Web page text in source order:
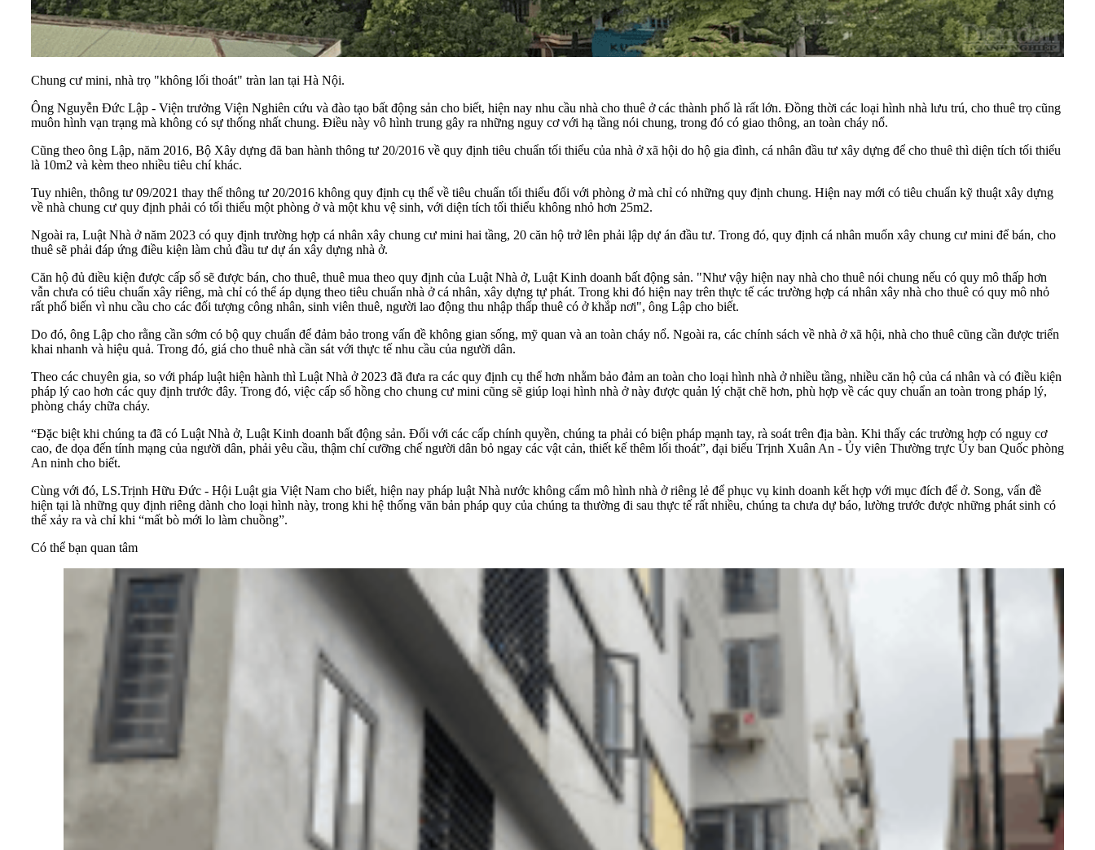
Chung cư mini, nhà trọ "không lối thoát" tràn lan tại Hà Nội.
Ông Nguyễn Đức Lập - Viện trưởng Viện Nghiên cứu và đào tạo bất động sản cho biết, hiện nay nhu cầu nhà cho thuê ở các thành phố là rất lớn. Đồng thời các loại hình nhà lưu trú, cho thuê trọ cũng
muôn hình vạn trạng mà không có sự thống nhất chung. Điều này vô hình trung gây ra những nguy cơ với hạ tầng nói chung, trong đó có giao thông, an toàn cháy nổ.
Cũng theo ông Lập, năm 2016, Bộ Xây dựng đã ban hành thông tư 20/2016 về quy định tiêu chuẩn tối thiểu của nhà ở xã hội do hộ gia đình, cá nhân đầu tư xây dựng để cho thuê thì diện tích tối thiểu
là 10m2 và kèm theo nhiều tiêu chí khác.
Tuy nhiên, thông tư 09/2021 thay thế thông tư 20/2016 không quy định cụ thể về tiêu chuẩn tối thiểu đối với phòng ở mà chỉ có những quy định chung. Hiện nay mới có tiêu chuẩn kỹ thuật xây dựng
về nhà chung cư quy định phải có tối thiểu một phòng ở và một khu vệ sinh, với diện tích tối thiểu không nhỏ hơn 25m2.
Ngoài ra, Luật Nhà ở năm 2023 có quy định trường hợp cá nhân xây chung cư mini hai tầng, 20 căn hộ trở lên phải lập dự án đầu tư. Trong đó, quy định cá nhân muốn xây chung cư mini để bán, cho
thuê sẽ phải đáp ứng điều kiện làm chủ đầu tư dự án xây dựng nhà ở.
Căn hộ đủ điều kiện được cấp sổ sẽ được bán, cho thuê, thuê mua theo quy định của Luật Nhà ở, Luật Kinh doanh bất động sản. "Như vậy hiện nay nhà cho thuê nói chung nếu có quy mô thấp hơn
vẫn chưa có tiêu chuẩn xây riêng, mà chỉ có thể áp dụng theo tiêu chuẩn nhà ở cá nhân, xây dựng tự phát. Trong khi đó hiện nay trên thực tế các trường hợp cá nhân xây nhà cho thuê có quy mô nhỏ
rất phổ biến vì nhu cầu cho các đối tượng công nhân, sinh viên thuê, người lao động thu nhập thấp thuê có ở khắp nơi", ông Lập cho biết.
Do đó, ông Lập cho rằng cần sớm có bộ quy chuẩn để đảm bảo trong vấn đề không gian sống, mỹ quan và an toàn cháy nổ. Ngoài ra, các chính sách về nhà ở xã hội, nhà cho thuê cũng cần được triển
khai nhanh và hiệu quả. Trong đó, giá cho thuê nhà cần sát với thực tế nhu cầu của người dân.
Theo các chuyên gia, so với pháp luật hiện hành thì Luật Nhà ở2023 đã đưa ra các quy định cụ thể hơn nhằm bảo đảm an toàn cho loại hình nhà ở nhiều tầng, nhiều căn hộ của cá nhân và có điều kiện
pháp lý cao hơn các quy định trước đây. Trong đó, việc cấp sổ hồng cho chung cư mini cũng sẽ giúp loại hình nhà ở này được quản lý chặt chẽ hơn, phù hợp về các quy chuẩn an toàn trong pháp lý,
phòng cháy chữa cháy.
“Đặc biệt khi chúng ta đã có Luật Nhà ở, Luật Kinh doanh bất động sản. Đối với các cấp chính quyền, chúng ta phải có biện pháp mạnh tay, rà soát trên địa bàn. Khi thấy các trường hợp có nguy cơ
cao, đe dọa đến tính mạng của người dân, phải yêu cầu, thậm chí cưỡng chế người dân bỏ ngay các vật cản, thiết kế thêm lối thoát”, đại biểu Trịnh Xuân An - Ủy viên Thường trực Ủy ban Quốc phòng
An ninh cho biết.
Cùng với đó, LS.Trịnh Hữu Đức - Hội Luật gia Việt Nam cho biết, hiện nay pháp luật Nhà nước không cấm mô hình nhà ở riêng lẻ để phục vụ kinh doanh kết hợp với mục đích để ở. Song, vấn đề
hiện tại là những quy định riêng dành cho loại hình này, trong khi hệ thống văn bản pháp quy của chúng ta thường đi sau thực tế rất nhiều, chúng ta chưa dự báo, lường trước được những phát sinh có
thể xảy ra và chỉ khi “mất bò mới lo làm chuồng”.
Có thể bạn quan tâm